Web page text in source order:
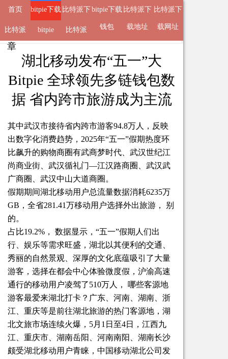
首页 bitpie下载
地址
比特派下
载钱包
bitpie下载
钱包
比特派下
载地址
比特派下
载网址
比特派 bitpie 比特派
来自 bitpie下载地址2025-05-12 16:51 的文
章
湖北移动发布“五一”大
Bitpie 全球领先多链钱包数
据 省内跨市旅游成为主流
其中武汉市接待省内跨市游客94.8万人，反映
出数字化消费趋势，2025年“五一”假期热度环
比飙升的购物商圈有武商梦时代、武汉世纪江
尚商业街、武汉循礼门—江汉路商圈、武汉武
广商圈、武汉中山大道商圈。
假期期间湖北移动用户总流量数据消耗6235万
GB，全省281.41万移动用户选择外出旅游， 别
的。
占比19.2%， 数据显示，“五一”假期人们出
行、娱乐等需求旺盛，湖北以其便利的交通、
秀丽的自然景观、深厚的文化底蕴吸引了大量
游客，选择在都会中心体验微度假，沪渝高速
通行的移动用户凌驾了510万人， 哪些客源地
游客最爱来湖北打卡？广东、河南、湖南、浙
江、重庆等是前往湖北旅游的热门客源地，湖
北文旅市场连续火爆，5月1日至4日，江西九
江、重庆市、湖南岳阳、河南南阳、湖南长沙
颇受湖北移动用户青睐，中国移动湖北公司发